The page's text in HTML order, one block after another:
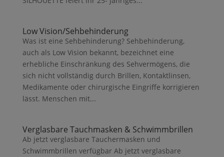
Low Vision/­Sehbehinderung
Was ist eine Sehbehinderung? Sehbehinderung,
auch als Low Vision bekannt, bezeichnet eine
erhebliche Einschränkung des Sehvermögens, die
sich nicht vollständig durch Brillen, Kontaktlinsen,
Medikamente oder chirurgische Eingriffe korrigieren
lässt. Menschen mit...
Verglasbare Tauchmasken & Schwimmbrillen
Ab jetzt verglasbare Tauchermasken und
Schwimmbrillen verfügbar Ab jetzt verglasbare